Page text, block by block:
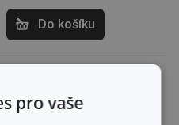
Do košíku
pro vaše